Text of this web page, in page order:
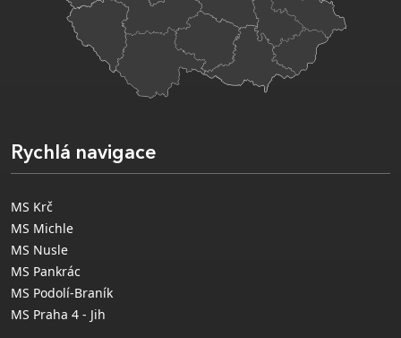
Rychlá navigace
MS Krč
MS Michle
MS Nusle
MS Pankrác
MS Podolí-Braník
MS Praha 4 - Jih